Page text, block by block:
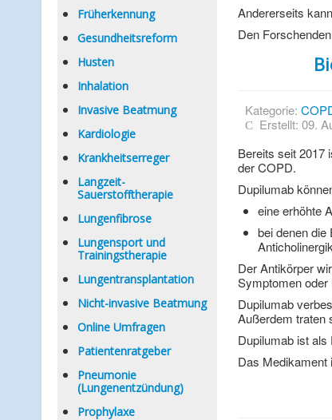
Früherkennung
Gesundheitsreform
Husten
Inhalation
Invasive Beatmung
Kardiologie
Krankheitserreger
Langzeit-
Sauerstofftherapie
Lungenfibrose
Lungensport und
Trainingstherapie
Lungentransplantation
Nicht-invasive Beatmung
Online Umfragen
Patientenratgeber
Pneumonie
(Lungenentzündung)
Prophylaxe
Andererseits
Den
Kategorie:
Erstellt: 09.
Bereits seit 2017
der COPD.
Dupilumab
eine erhöhte
bei denen
Der Antikörper
Symptomen oder
Dupilumab
Außerdem traten
Dupilumab ist als
Das Medikament